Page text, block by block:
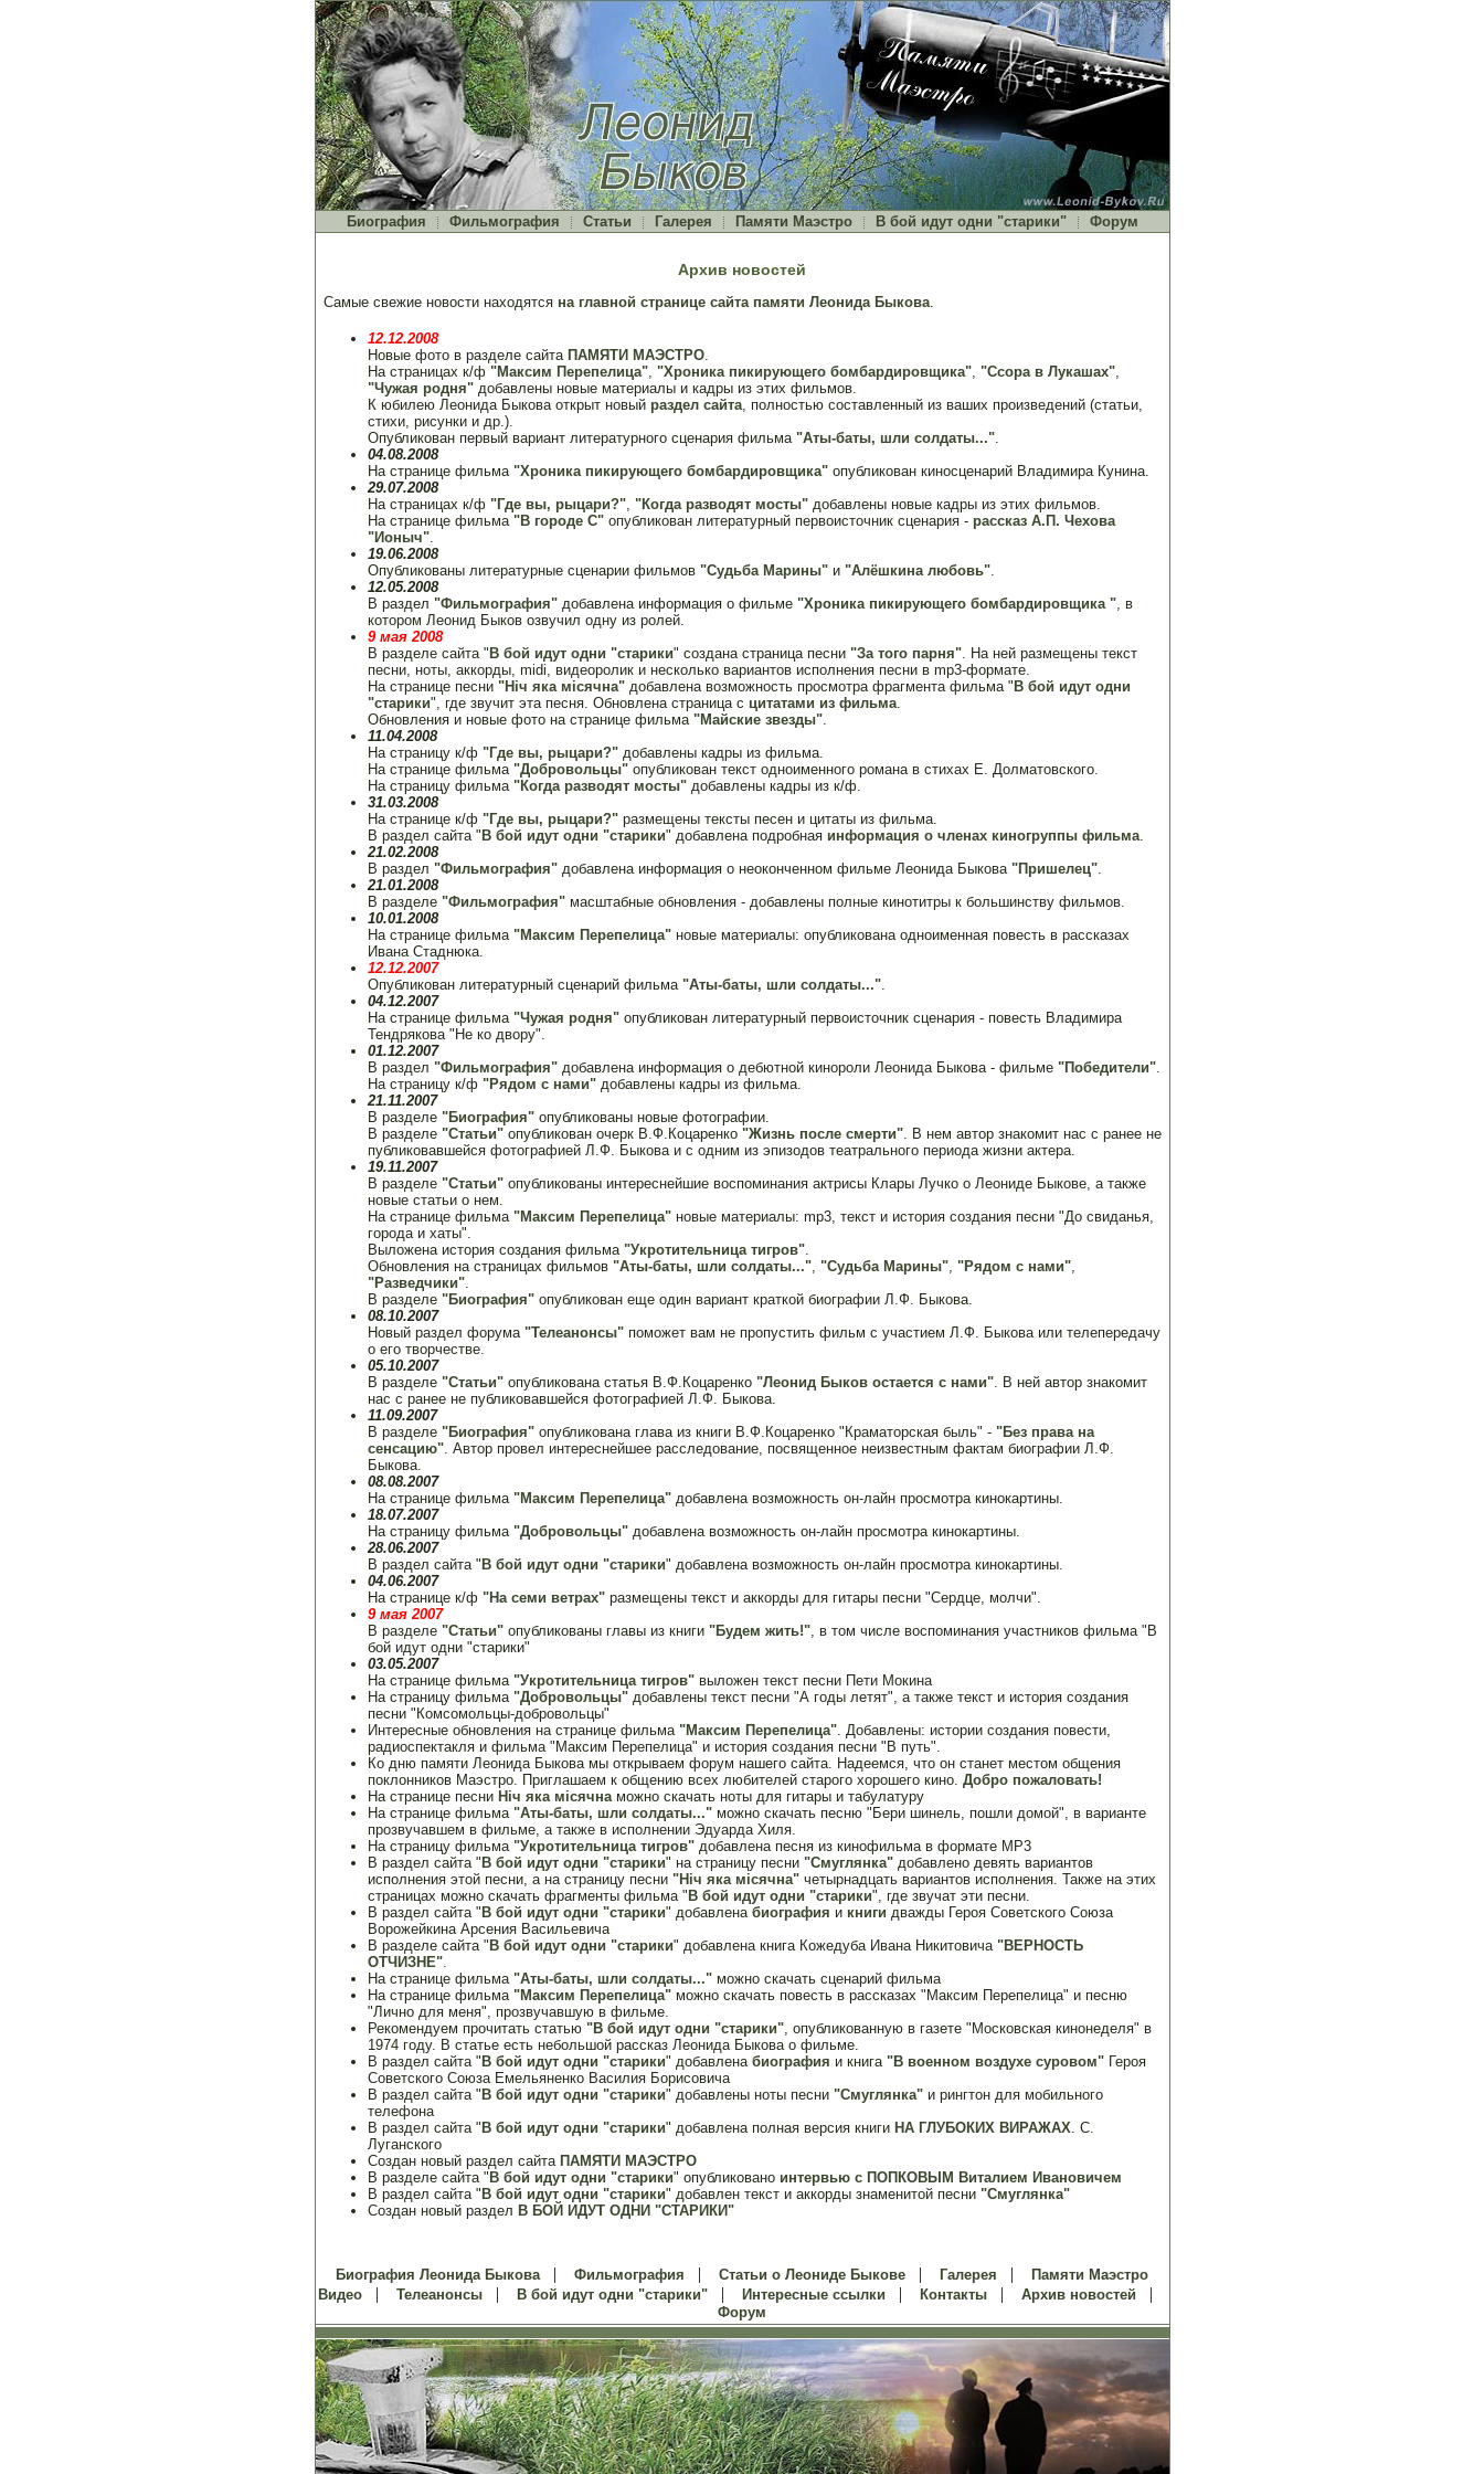
Биография Фильмография Статьи Галерея Памяти Маэстро В бой идут одни "старики" Форум
Архив новостей
Самые свежие новости находятся на главной странице сайта памяти Леонида Быкова.
12.12.2008
Новые фото в разделе сайта ПАМЯТИ МАЭСТРО.
На страницах к/ф "Максим Перепелица", "Хроника пикирующего бомбардировщика", "Ссора в Лукашах",
"Чужая родня"добавлены новые материалы и кадры из этих фильмов.
К юбилею Леонида Быкова открыт новый раздел сайта, полностью составленный из ваших произведений (статьи,
стихи, рисунки и др.).
Опубликован первый вариант литературного сценария фильма "Аты-баты, шли солдаты...".
04.08.2008
На странице фильма "Хроника пикирующего бомбардировщика"опубликован киносценарий Владимира Кунина.
29.07.2008
На страницах к/ф "Где вы, рыцари?", "Когда разводят мосты"добавлены новые кадры из этих фильмов.
На странице фильма "В городе С"опубликован литературный первоисточник сценария - рассказ А.П. Чехова
"Ионыч".
19.06.2008
Опубликованы литературные сценарии фильмов "Судьба Марины"и "Алёшкина любовь".
12.05.2008
В раздел "Фильмография"добавлена информация о фильме "Хроника пикирующего бомбардировщика ", в
котором Леонид Быков озвучил одну из ролей.
9 мая 2008
В разделе сайта " В бой идут одни "старики" создана страница песни "За того парня". На ней размещены текст
песни, ноты, аккорды, midi, видеоролик и несколько вариантов исполнения песни в mp3-формате.
На странице песни "Hiч яка мiсячна"добавлена возможность просмотра фрагмента фильма " В бой идут одни
"старики", где звучит эта песня. Обновлена страница с цитатами из фильма.
Обновления и новые фото на странице фильма "Майские звезды".
11.04.2008
На страницу к/ф "Где вы, рыцари?"добавлены кадры из фильма.
На странице фильма "Добровольцы"опубликован текст одноименного романа в стихах Е. Долматовского.
На страницу фильма "Когда разводят мосты"добавлены кадры из к/ф.
31.03.2008
На странице к/ф "Где вы, рыцари?"размещены тексты песен и цитаты из фильма.
В раздел сайта " В бой идут одни "старики" добавлена подробная информация о членах киногруппы фильма.
21.02.2008
В раздел "Фильмография"добавлена информация о неоконченном фильме Леонида Быкова "Пришелец".
21.01.2008
В разделе "Фильмография"масштабные обновления - добавлены полные кинотитры к большинству фильмов.
10.01.2008
На странице фильма "Максим Перепелица"новые материалы: опубликована одноименная повесть в рассказах
Ивана Стаднюка.
12.12.2007
Опубликован литературный сценарий фильма "Аты-баты, шли солдаты...".
04.12.2007
На странице фильма "Чужая родня"опубликован литературный первоисточник сценария - повесть Владимира
Тендрякова "Не ко двору".
01.12.2007
В раздел "Фильмография"добавлена информация о дебютной кинороли Леонида Быкова - фильме "Победители".
На страницу к/ф "Рядом с нами"добавлены кадры из фильма.
21.11.2007
В разделе "Биография"опубликованы новые фотографии.
В разделе "Статьи"опубликован очерк В.Ф.Коцаренко "Жизнь после смерти". В нем автор знакомит нас с ранее не
публиковавшейся фотографией Л.Ф. Быкова и с одним из эпизодов театрального периода жизни актера.
19.11.2007
В разделе "Статьи"опубликованы интереснейшие воспоминания актрисы Клары Лучко о Леониде Быкове, а также
новые статьи о нем.
На странице фильма "Максим Перепелица"новые материалы: mp3, текст и история создания песни "До свиданья,
города и хаты".
Выложена история создания фильма "Укротительница тигров".
Обновления на страницах фильмов "Аты-баты, шли солдаты...", "Судьба Марины", "Рядом с нами",
"Разведчики".
В разделе "Биография"опубликован еще один вариант краткой биографии Л.Ф. Быкова.
08.10.2007
Новый раздел форума "Телеанонсы"поможет вам не пропустить фильм с участием Л.Ф. Быкова или телепередачу
о его творчестве.
05.10.2007
В разделе "Статьи"опубликована статья В.Ф.Коцаренко "Леонид Быков остается с нами". В ней автор знакомит
нас с ранее не публиковавшейся фотографией Л.Ф. Быкова.
11.09.2007
В разделе "Биография"опубликована глава из книги В.Ф.Коцаренко "Краматорская быль" - "Без права на
сенсацию". Автор провел интереснейшее расследование, посвященное неизвестным фактам биографии Л.Ф.
Быкова.
08.08.2007
На странице фильма "Максим Перепелица"добавлена возможность он-лайн просмотра кинокартины.
18.07.2007
На страницу фильма "Добровольцы"добавлена возможность он-лайн просмотра кинокартины.
28.06.2007
В раздел сайта " В бой идут одни "старики" добавлена возможность он-лайн просмотра кинокартины.
04.06.2007
На странице к/ф "На семи ветрах"размещены текст и аккорды для гитары песни "Сердце, молчи".
9 мая 2007
В разделе "Статьи"опубликованы главы из книги "Будем жить!", в том числе воспоминания участников фильма "В
бой идут одни "старики"
03.05.2007
На странице фильма "Укротительница тигров"выложен текст песни Пети Мокина
На страницу фильма "Добровольцы"добавлены текст песни "А годы летят", а также текст и история создания
песни "Комсомольцы-добровольцы"
Интересные обновления на странице фильма "Максим Перепелица". Добавлены: истории создания повести,
радиоспектакля и фильма "Максим Перепелица" и история создания песни "В путь".
Ко дню памяти Леонида Быкова мы открываем форум нашего сайта. Надеемся, что он станет местом общения
поклонников Маэстро. Приглашаем к общению всех любителей старого хорошего кино. Добро пожаловать!
На странице песни Нiч яка мiсячнаможно скачать ноты для гитары и табулатуру
На странице фильма "Аты-баты, шли солдаты..."можно скачать песню "Бери шинель, пошли домой", в варианте
прозвучавшем в фильме, а также в исполнении Эдуарда Хиля.
На страницу фильма "Укротительница тигров"добавлена песня из кинофильма в формате MP3
В раздел сайта " В бой идут одни "старики" на страницу песни "Смуглянка"добавлено девять вариантов
исполнения этой песни, а на страницу песни "Hiч яка мiсячна"четырнадцать вариантов исполнения. Также на этих
страницах можно скачать фрагменты фильма " В бой идут одни "старики", где звучат эти песни.
В раздел сайта " В бой идут одни "старики" добавлена биография и книги дважды Героя Советского Союза
Ворожейкина Арсения Васильевича
В разделе сайта " В бой идут одни "старики" добавлена книга Кожедуба Ивана Никитовича "ВЕРНОСТЬ
ОТЧИЗНЕ".
На странице фильма "Аты-баты, шли солдаты..."можно скачать сценарий фильма
На странице фильма "Максим Перепелица"можно скачать повесть в рассказах "Максим Перепелица" и песню
"Лично для меня", прозвучавшую в фильме.
Рекомендуем прочитать статью"В бой идут одни "старики", опубликованную в газете "Московская кинонеделя" в
1974 году. В статье есть небольшой рассказ Леонида Быкова о фильме.
В раздел сайта " В бой идут одни "старики" добавлена биография и книга "В военном воздухе суровом"Героя
Советского Союза Емельяненко Василия Борисовича
В раздел сайта " В бой идут одни "старики" добавлены ноты песни "Смуглянка"и рингтон для мобильного
телефона
В раздел сайта " В бой идут одни "старики" добавлена полная версия книги НА ГЛУБОКИХ ВИРАЖАХ. С.
Луганского
Создан новый раздел сайта ПАМЯТИ МАЭСТРО
В разделе сайта " В бой идут одни "старики" опубликовано интервью с ПОПКОВЫМ Виталием Ивановичем
В раздел сайта " В бой идут одни "старики" добавлен текст и аккорды знаменитой песни "Смуглянка"
Создан новый раздел В БОЙ ИДУТ ОДНИ "СТАРИКИ"
Биография Леонида Быкова | Фильмография | Статьи о Леониде Быкове | Галерея |
Памяти Маэстро
Видео | Телеанонсы | В бой идут одни "старики" | Интересные ссылки | Контакты | Архив новостей |
Форум